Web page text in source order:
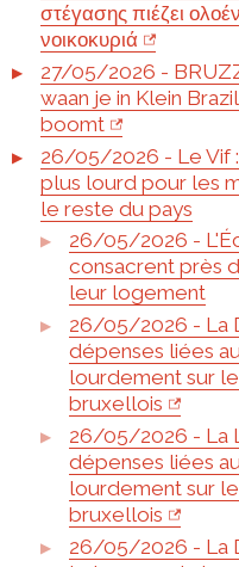
στέγασης πιέζει
νοικοκυριά
27/05/2026 -
waan je in Klein
boomt
26/05/2026 - Le Vif
plus lourd pour les
le reste du pays
26/05/2026 -
consacrent près
leur logement
26/05/2026 - La
dépenses liées
lourdement sur
bruxellois
26/05/2026 - La
dépenses liées
lourdement sur
bruxellois
26/05/2026 - La